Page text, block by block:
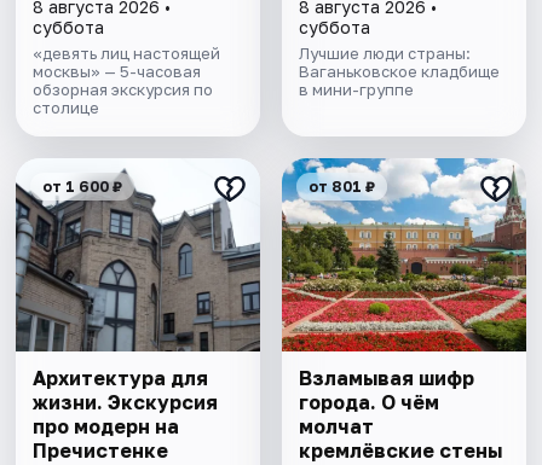
8 августа 2026 •
суббота
«девять лиц настоящей
москвы» — 5-часовая
обзорная экскурсия по
столице
8 августа 2026 •
суббота
Лучшие люди страны:
Ваганьковское кладбище
в мини-группе
от 1 600 ₽
Архитектура для
жизни. Экскурсия
про модерн на
Пречистенке
от 801 ₽
Взламывая шифр
города. О чём
молчат
кремлёвские стены